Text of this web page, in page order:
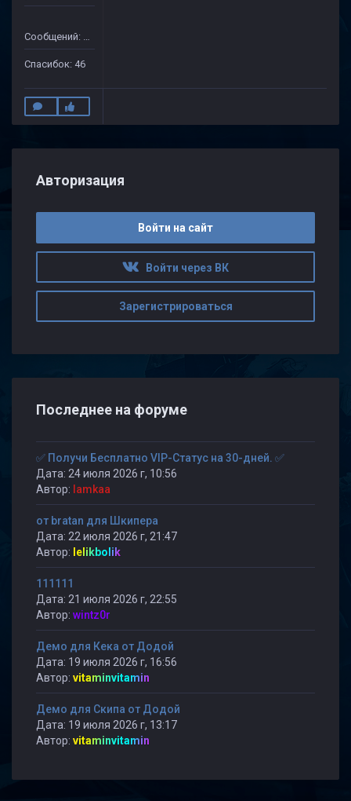
Сообщений: 499
Спасибок: 46
Авторизация
Войти на сайт
Войти через ВК
Зарегистрироваться
Последнее на форуме
✅ Получи Бесплатно VIP-Статус на 30-дней. ✅
Дата: 24 июля 2026 г, 10:56
Автор: lamkaa
от bratan для Шкипера
Дата: 22 июля 2026 г, 21:47
Автор: lelikbolik
111111
Дата: 21 июля 2026 г, 22:55
Автор: wintz0r
Демо для Кека от Додой
Дата: 19 июля 2026 г, 16:56
Автор: vitaminvitamin
Демо для Скипа от Додой
Дата: 19 июля 2026 г, 13:17
Автор: vitaminvitamin